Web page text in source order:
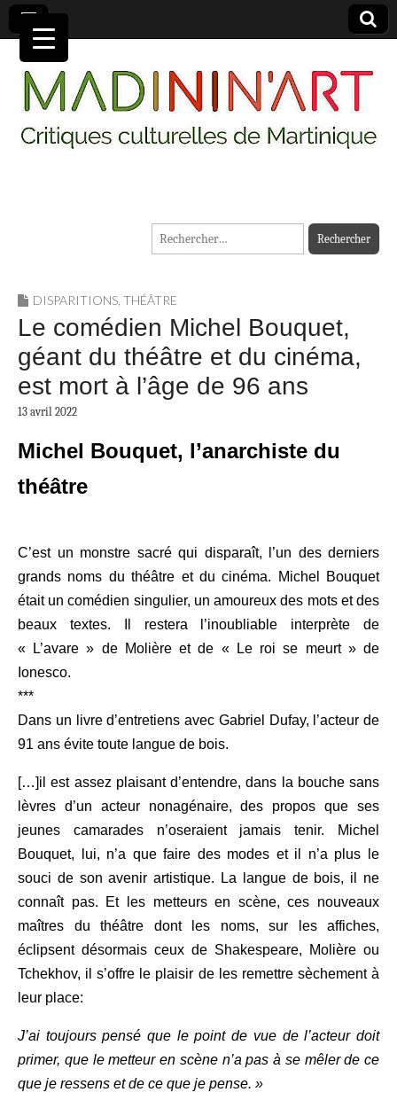
MADININ'ART
Rechercher :
DISPARITIONS, THÉÂTRE
Le comédien Michel Bouquet,
géant du théâtre et du cinéma,
est mort à l’âge de 96 ans
13 avril 2022
Michel Bouquet, l’anarchiste du
théâtre
C’est un monstre sacré qui disparaît, l’un des derniers
grands noms du théâtre et du cinéma. Michel Bouquet
était un comédien singulier, un amoureux des mots et des
beaux textes. Il restera l’inoubliable interprète de
« L’avare » de Molière et de « Le roi se meurt » de
Ionesco.
***
Dans un livre d’entretiens avec Gabriel Dufay, l’acteur de
91 ans évite toute langue de bois.
[…] il est assez plaisant d’entendre, dans la bouche sans
lèvres d’un acteur nonagénaire, des propos que ses
jeunes camarades n’oseraient jamais tenir. Michel
Bouquet, lui, n’a que faire des modes et il n’a plus le
souci de son avenir artistique. La langue de bois, il ne
connaît pas. Et les metteurs en scène, ces nouveaux
maîtres du théâtre dont les noms, sur les affiches,
éclipsent désormais ceux de Shakespeare, Molière ou
Tchekhov, il s’offre le plaisir de les remettre sèchement à
leur place:
J’ai toujours pensé que le point de vue de l’acteur doit
primer, que le metteur en scène n’a pas à se mêler de ce
que je ressens et de ce que je pense. »